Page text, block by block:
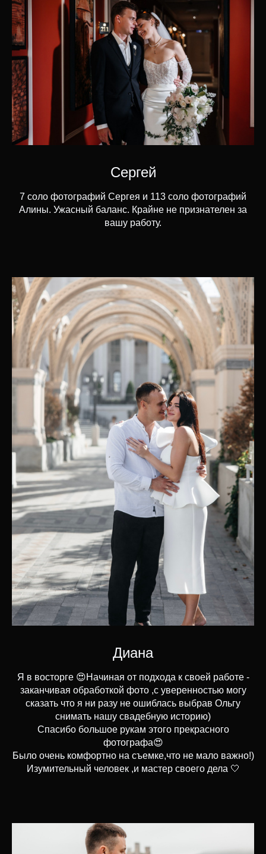
Сергей
7 соло фотографий Сергея и 113 соло фотографий
Алины. Ужасный баланс. Крайне не признателен за
вашу работу.
Диана
Я в восторге 😍Начиная от подхода к своей работе -
заканчивая обработкой фото ,с уверенностью могу
сказать что я ни разу не ошиблась выбрав Ольгу
снимать нашу свадебную историю)
Спасибо большое рукам этого прекрасного
фотографа😍
Было очень комфортно на съемке,что не мало важно!)
Изумительный человек ,и мастер своего дела 🤍